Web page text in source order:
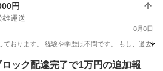
社で働きませんか？
円
雄運送
8月8日
ております。 経験や学歴は不問です。 もし、過去
米駅 ドライバー スポット
ック配達完了で1万円の追加報